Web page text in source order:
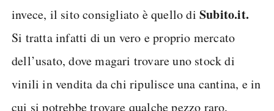
invece, il sito consigliato è quello diSubito.it.
Si tratta infatti di un vero e proprio mercato
dell’usato, dove magari trovare uno stock di
vinili in vendita da chi ripulisce una cantina, e in
cui si potrebbe trovare qualche pezzo raro,